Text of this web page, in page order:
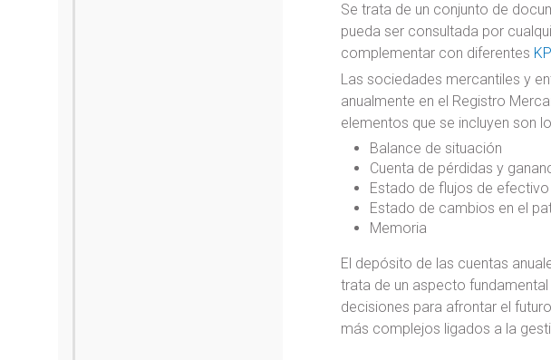
Se trata de un conjunto de
pueda ser consultada por
complementar con diferentes
Las sociedades mercantiles y
anualmente en el Registro
elementos que se incluyen son
Balance de situación
Cuenta de pérdidas y
Estado de flujos de efectivo
Estado de cambios en el
Memoria
El depósito de las cuentas
trata de un aspecto
decisiones para afrontar el
más complejos ligados a la